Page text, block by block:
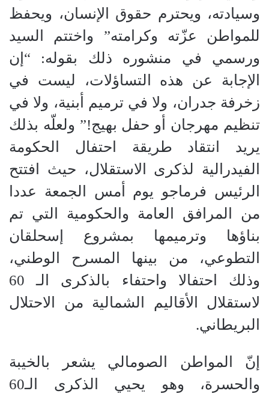
وسيادته، ويحترم حقوق الإنسان، ويحفظ
للمواطن عزّته وكرامته” واختتم السيد
ورسمي في منشوره ذلك بقوله: “إن
الإجابة عن هذه التساؤلات، ليست في
زخرفة جدران، ولا في ترميم أبنية، ولا في
تنظيم مهرجان أو حفل بهيج!” ولعلّه بذلك
يريد انتقاد طريقة احتفال الحكومة
الفيدرالية لذكرى الاستقلال، حيث افتتح
الرئيس فرماجو يوم أمس الجمعة عددا
من المرافق العامة والحكومية التي تم
بناؤها وترميمها بمشروع إسحلقان
التطوعي، من بينها المسرح الوطني،
وذلك احتفالا واحتفاء بالذكرى الـ 60
لاستقلال الأقاليم الشمالية من الاحتلال
البريطاني.
إنّ المواطن الصومالي يشعر بالخيبة
والحسرة، وهو يحيي الذكرى الـ60